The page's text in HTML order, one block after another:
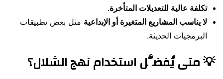
تكلفة عالية للتعديلات المتأخرة.
لا يناسب المشاريع المتغيرة أو الإبداعية مثل بعض تطبيقات
البرمجيات الحديثة.
💡 متى يُفضَّل استخدام نهج الشلال؟